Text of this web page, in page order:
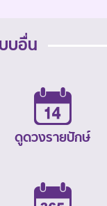
บอื่น
ดูดวงรายปักษ์